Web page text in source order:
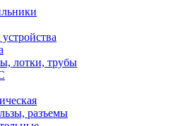
лотки, трубы
разъемы